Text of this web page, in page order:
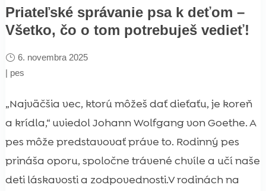
Priateľské správanie psa k deťom –
Všetko, čo o tom potrebuješ vedieť!
6. novembra 2025
| pes
„Najväčšia vec, ktorú môžeš dať dieťaťu, je koreň
a krídla,“ uviedol Johann Wolfgang von Goethe. A
pes môže predstavovať práve to. Rodinný pes
prináša oporu, spoločne trávené chvíle a učí naše
deti láskavosti a zodpovednosti.V rodinách na